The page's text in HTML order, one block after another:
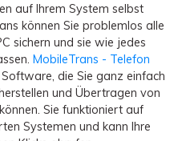
auf Ihrem System selbst
können Sie problemlos alle
sichern und sie wie jedes
MobileTrans - Telefon
die Sie ganz einfach
und Übertragen von
Sie funktioniert auf
Systemen und kann Ihre